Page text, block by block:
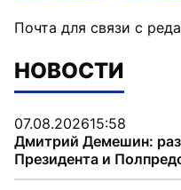
Почта для связи с
НОВОСТИ
07.08.202615:58
Дмитрий Демешин:
Президента и